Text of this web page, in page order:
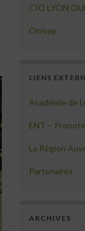
CIO LYON
Onisep
LIENS
Académie de
ENT – Pronote
La Région
Partenaires
ARCHIVES